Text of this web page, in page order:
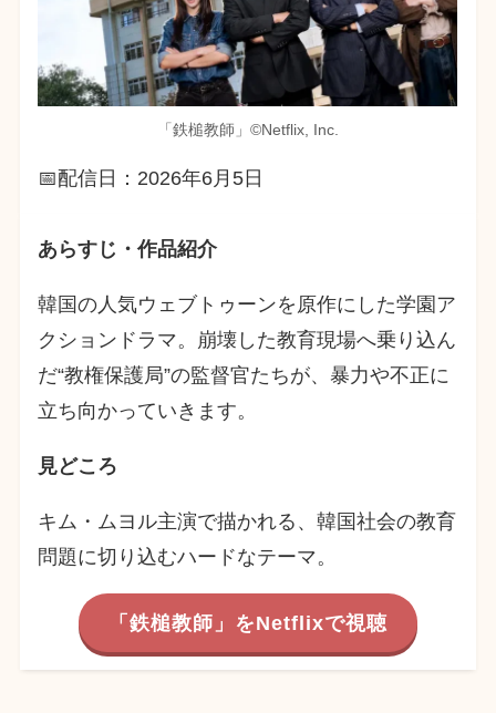
「鉄槌教師」©︎Netflix, Inc.
📅配信日：2026年6月5日
あらすじ・作品紹介
韓国の人気ウェブトゥーンを原作にした学園ア
クションドラマ。崩壊した教育現場へ乗り込ん
だ“教権保護局”の監督官たちが、暴力や不正に
立ち向かっていきます。
見どころ
キム・ムヨル主演で描かれる、韓国社会の教育
問題に切り込むハードなテーマ。
「鉄槌教師」をNetflixで視聴